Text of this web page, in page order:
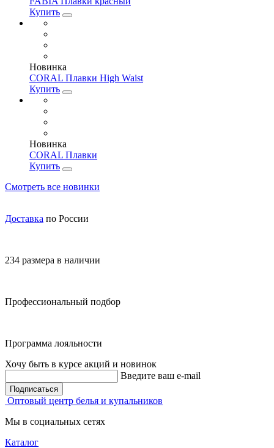
Купить
Новинка
CORAL Плавки High Waist
Купить
Новинка
CORAL Плавки
Купить
Смотреть все новинки
Доставка по России
234 размера в наличии
Профессиональный подбор
Программа лояльности
Хочу быть в курсе акций и новинок
Введите ваш e-mail
Подписаться
Оптовый центр белья и купальников
Мы в социальных сетях
Каталог